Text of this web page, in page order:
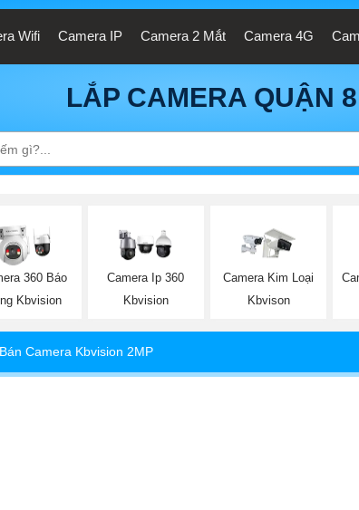
Wifi Camera IP Camera 2 Mắt Camera 4G
LẮP CAMERA QUẬN 8
360 Báo
Kbvision
Camera Ip 360
Kbvision
Camera Kim Loại
Kbvison
Bán Camera Kbvision 2MP